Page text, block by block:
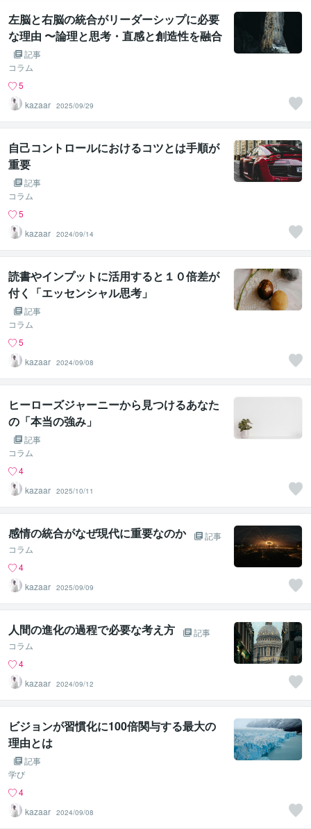
左脳と右脳の統合がリーダーシップに必要
な理由 〜論理と思考・直感と創造性を融合
させる力〜
記事
コラム
5
kazaar 2025/09/29
自己コントロールにおけるコツとは手順が
重要
記事
コラム
5
kazaar 2024/09/14
読書やインプットに活用すると１０倍差が
付く「エッセンシャル思考」
記事
コラム
5
kazaar 2024/09/08
ヒーローズジャーニーから見つけるあなた
の「本当の強み」
記事
コラム
4
kazaar 2025/10/11
感情の統合がなぜ現代に重要なのか
記事
コラム
4
kazaar 2025/09/09
人間の進化の過程で必要な考え方
記事
コラム
4
kazaar 2024/09/12
ビジョンが習慣化に100倍関与する最大の
理由とは
記事
学び
4
kazaar 2024/09/08